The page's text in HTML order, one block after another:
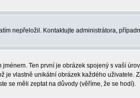
nepřeložil. Kontaktujte administrátora,
Ten první je obrázek spojený s vaší
je vlastně unikátní obrázek každého
se měli zeptat na důvody (věříme, že se hodí).